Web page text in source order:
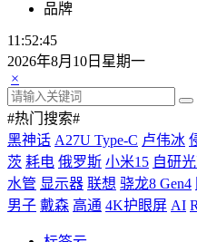
品牌
11:52:46
2026年8月10日星期一
×
#热门搜索#
黑神话 A27U Type-C 卢伟冰
茨 耗电 俄罗斯 小米15 自研
水管 显示器 联想 骁龙8 Gen4
男子 戴森 高通 4K护眼屏 AI